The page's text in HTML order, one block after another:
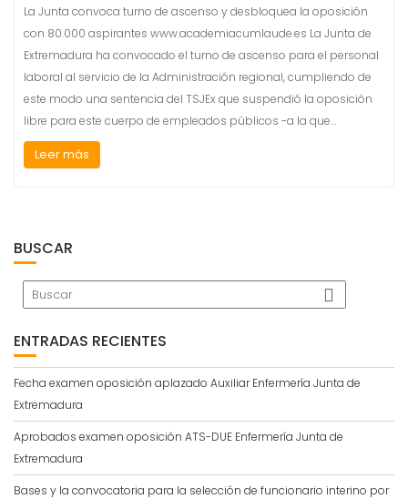
La Junta convoca turno de ascenso y desbloquea la oposición
con 80.000 aspirantes www.academiacumlaude.es La Junta de
Extremadura ha convocado el turno de ascenso para el personal
laboral al servicio de la Administración regional, cumpliendo de
este modo una sentencia del TSJEx que suspendió la oposición
libre para este cuerpo de empleados públicos -a la que…
Leer más
BUSCAR
ENTRADAS RECIENTES
Fecha examen oposición aplazado Auxiliar Enfermería Junta de
Extremadura
Aprobados examen oposición ATS-DUE Enfermería Junta de
Extremadura
Bases y la convocatoria para la selección de funcionario interino por